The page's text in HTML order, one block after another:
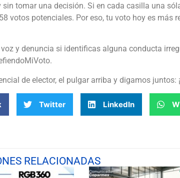
sin tomar una decisión. Si en cada casilla una
votos potenciales. Por eso, tu voto hoy es más
y denuncia si identificas alguna conducta
de elector, el pulgar arriba y digamos juntos:
Twitter LinkedIn
RELACIONADAS